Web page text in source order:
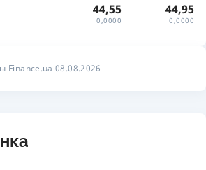
44,55
0,0000
44,95
0,0000
Finance.ua 08.08.2026